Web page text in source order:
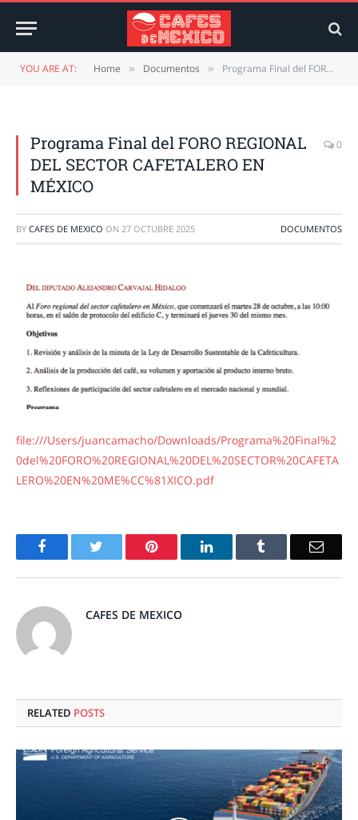
YOU ARE AT: Home » Documentos » Programa Final del FORO REGIONAL DEL SECTOR CAFETALERO EN MÉXICO
Programa Final del FORO REGIONAL
DEL SECTOR CAFETALERO EN
MÉXICO
0
BY CAFES DE MEXICO ON 27 OCTUBRE 2025 DOCUMENTOS
file:///Users/juancamacho/Downloads/Programa%20Final%2
0del%20FORO%20REGIONAL%20DEL%20SECTOR%20CAFETA
LERO%20EN%20ME%CC%81XICO.pdf
Facebook Pinterest LinkedIn Email
CAFES DE MEXICO
RELATED POSTS